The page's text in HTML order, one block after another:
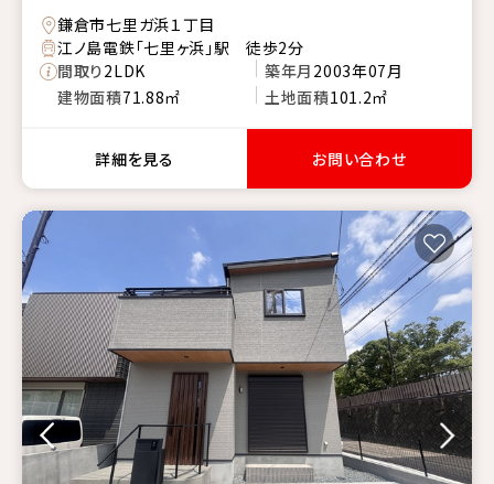
鎌倉市七里ガ浜１丁目
江ノ島電鉄「七里ヶ浜」駅 徒歩2分
間取り2LDK 築年月 2003年07月
建物面積71.88㎡ 土地面積101.2㎡
詳細を見る お問い合わせ